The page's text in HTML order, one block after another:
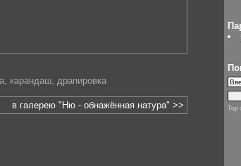
, карандаш, драпировка
в галерею "Ню - обнажённая натура" >> Top